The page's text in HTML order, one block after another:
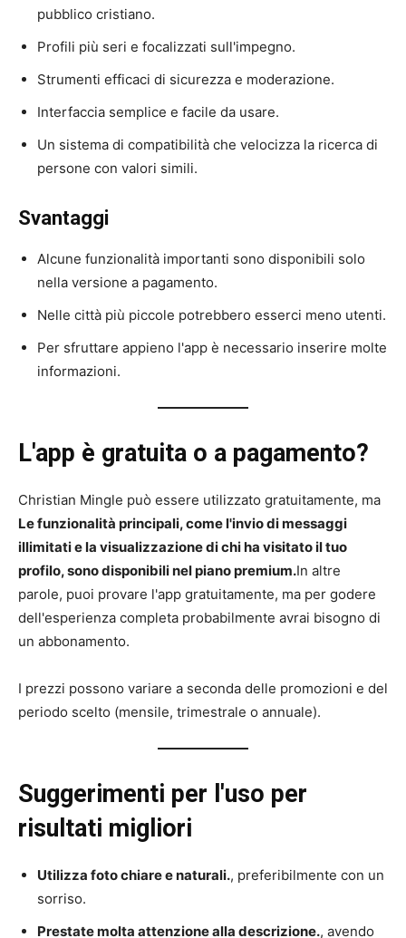
pubblico cristiano.
Profili più seri e focalizzati sull'impegno.
Strumenti efficaci di sicurezza e moderazione.
Interfaccia semplice e facile da usare.
Un sistema di compatibilità che velocizza la ricerca di
persone con valori simili.
Svantaggi
Alcune funzionalità importanti sono disponibili solo
nella versione a pagamento.
Nelle città più piccole potrebbero esserci meno utenti.
Per sfruttare appieno l'app è necessario inserire molte
informazioni.
L'app è gratuita o a pagamento?
Christian Mingle può essere utilizzato gratuitamente, ma
Le funzionalità principali, come l'invio di messaggi
illimitati e la visualizzazione di chi ha visitato il tuo
profilo, sono disponibili nel piano premium.In altre
parole, puoi provare l'app gratuitamente, ma per godere
dell'esperienza completa probabilmente avrai bisogno di
un abbonamento.
I prezzi possono variare a seconda delle promozioni e del
periodo scelto (mensile, trimestrale o annuale).
Suggerimenti per l'uso per
risultati migliori
Utilizza foto chiare e naturali., preferibilmente con un
sorriso.
Prestate molta attenzione alla descrizione., avendo